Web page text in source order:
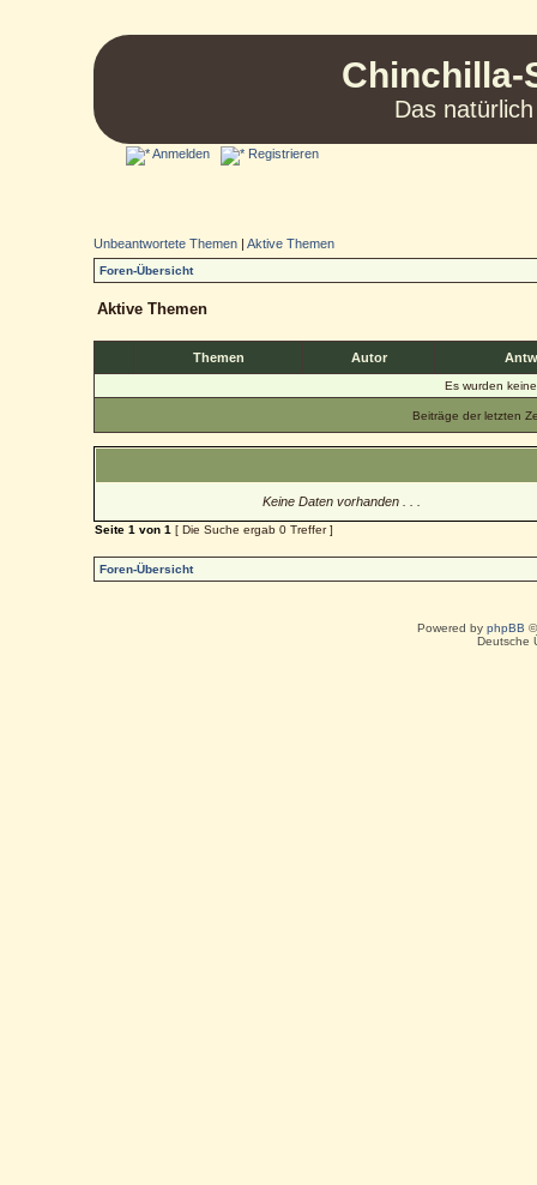
Chinchilla-
Das
Anmelden Registrieren
Unbeantwortete Themen |Aktive Themen
Foren-Übersicht
Aktive Themen
Themen Autor
Es wurden
Beiträge der letzten
Keine Daten vorhanden . . .
Seite1 von1 [ Die Suche ergab 0 Treffer ]
Foren-Übersicht
Powered by phpBB
Deutsche